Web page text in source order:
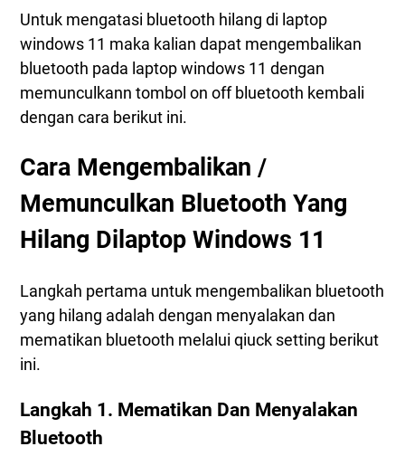
Untuk mengatasi bluetooth hilang di laptop
windows 11 maka kalian dapat mengembalikan
bluetooth pada laptop windows 11 dengan
memunculkann tombol on off bluetooth kembali
dengan cara berikut ini.
Cara Mengembalikan /
Memunculkan Bluetooth Yang
Hilang Dilaptop Windows 11
Langkah pertama untuk mengembalikan bluetooth
yang hilang adalah dengan menyalakan dan
mematikan bluetooth melalui qiuck setting berikut
ini.
Langkah 1. Mematikan Dan Menyalakan
Bluetooth